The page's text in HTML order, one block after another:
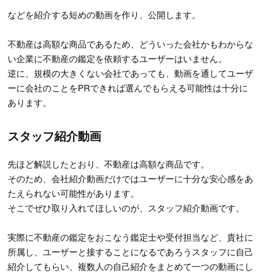
などを紹介する短めの動画を作り、公開します。
不動産は高額な商品であるため、どういった会社かもわからな
い企業に不動産の鑑定を依頼するユーザーはいません。
逆に、規模の大きくない会社であっても、動画を通してユーザ
ーに会社のことをPRできれば選んでもらえる可能性は十分に
あります。
スタッフ紹介動画
先ほど解説したとおり、不動産は高額な商品です。
そのため、会社紹介動画だけではユーザーに十分な安心感をあ
たえられない可能性があります。
そこでぜひ取り入れてほしいのが、スタッフ紹介動画です。
実際に不動産の鑑定をおこなう鑑定士や受付担当など、貴社に
所属し、ユーザーと接することになるであろうスタッフに自己
紹介してもらい、複数人の自己紹介をまとめて一つの動画にし